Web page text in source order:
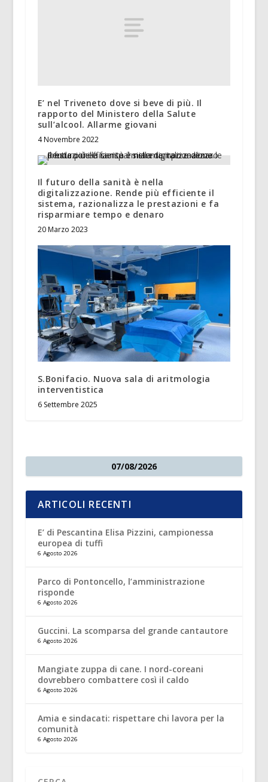
E’ nel Triveneto dove si beve di più. Il
rapporto del Ministero della Salute
sull’alcool. Allarme giovani
4 Novembre 2022
Il futuro della sanità è nella
digitalizzazione. Rende più efficiente il
sistema, razionalizza le prestazioni e fa
risparmiare tempo e denaro
20 Marzo 2023
S.Bonifacio. Nuova sala di aritmologia
interventistica
6 Settembre 2025
07/08/2026
ARTICOLI RECENTI
E’ di Pescantina Elisa Pizzini, campionessa
europea di tuffi
6 Agosto 2026
Parco di Pontoncello, l’amministrazione
risponde
6 Agosto 2026
Guccini. La scomparsa del grande cantautore
6 Agosto 2026
Mangiate zuppa di cane. I nord-coreani
dovrebbero combattere così il caldo
6 Agosto 2026
Amia e sindacati: rispettare chi lavora per la
comunità
6 Agosto 2026